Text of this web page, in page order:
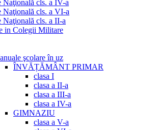
Naţională cls. a IV-a
Naţională cls. a VI-a
Naţională cls. a II-a
in Colegii Militare
şcolare în uz
ÎNVĂȚĂMÂNT PRIMAR
clasa I
clasa a II-a
clasa a III-a
clasa a IV-a
GIMNAZIU
clasa a V-a